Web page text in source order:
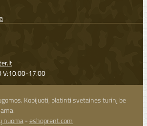
V:10.00-17.00
Kopijuoti, platinti svetainės turinį be
nuoma-eshoprent.com